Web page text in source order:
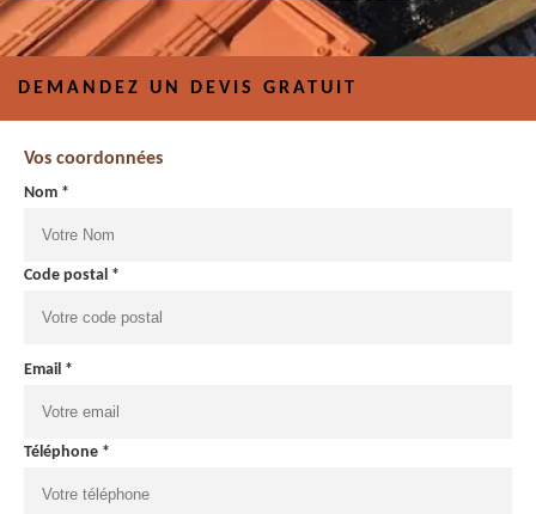
DEMANDEZ UN DEVIS GRATUIT
Vos coordonnées
Nom *
Code postal *
Email *
Téléphone *